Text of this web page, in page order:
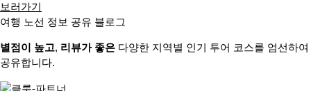
보러가기
여행 노선 정보 공유 블로그
별점이 높고, 리뷰가 좋은 다양한 지역별 인기 투어 코스를 엄선하여
공유합니다.